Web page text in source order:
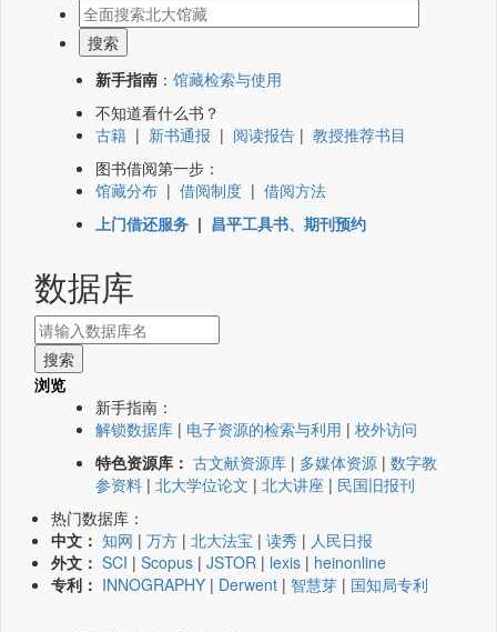
新手指南 ： 馆藏检索与使用
不知道看什么书？
古籍 | 新书通报 | 阅读报告 | 教授推荐书目
图书借阅第一步：
馆藏分布 | 借阅制度 | 借阅方法
上门借还服务 | 昌平工具书、期刊预约
数据库
浏览
新手指南：
解锁数据库 | 电子资源的检索与利用 | 校外访问
特色资源库： 古文献资源库 | 多媒体资源 | 数字教
参资料 | 北大学位论文 | 北大讲座 | 民国旧报刊
热门数据库：
中文： 知网 | 万方 | 北大法宝 | 读秀 | 人民日报
外文： SCI | Scopus | JSTOR | lexis | heinonline
专利： INNOGRAPHY | Derwent | 智慧芽 | 国知局专利